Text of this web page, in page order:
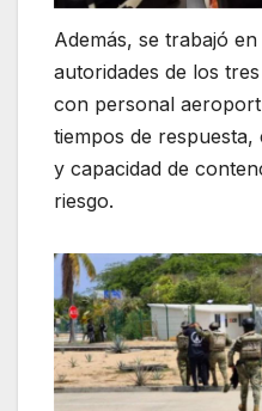
Además, se trabajó
autoridades de los
con personal
tiempos de
y capacidad de
riesgo.